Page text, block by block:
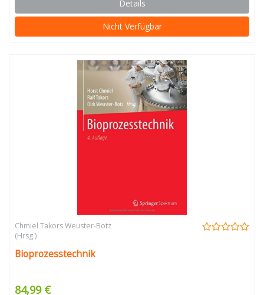
Details
Nicht Verfügbar
Chmiel Takors Weuster-Botz
(Hrsg.)
Bioprozesstechnik
84,99 €